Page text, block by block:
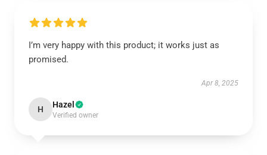
I’m very happy with this product; it works just as
promised.
Apr 8, 2025
H Hazel
Verified owner